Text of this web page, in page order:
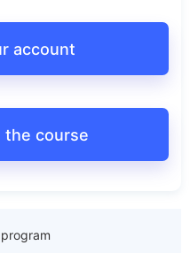
account
the course